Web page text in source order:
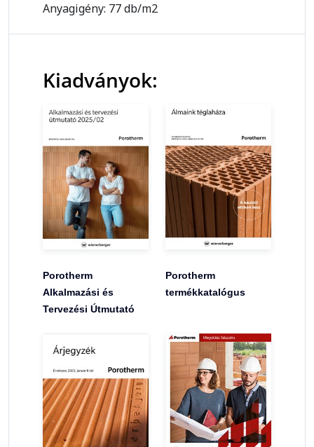
Anyagigény: 77 db/m2
Kiadványok:
Porotherm
Alkalmazási és
Tervezési Útmutató
Porotherm
termékkatalógus